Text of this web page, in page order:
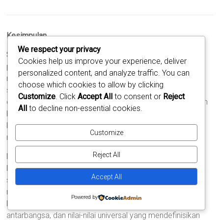
Kesimpulan
Statue of Libertybukan hanya sebuah patung besar di
pelabuhan New York, melainkan sebuah simbol kuat yang
menginspirasi jutaan orang di seluruh dunia. Dari kisah
sejarahnya sebagai hadiah persahabatan antara Prancis
dan Amerika, hingga perannya sebagai mercusuar harapan
bagi para imigran, patung ini tetap menjadi lambang
kebebasan, demokrasi, dan perjuangan manusia untuk
meraih hak-hak asasinya.
Monumen bersejarah ini terus menjadi pengingat bahwa
kebebasan adalah hak yang berharga dan bahwa harapan
selalu ada bagi mereka yang berani mengejar impian dan
masa depan yang lebih baik. Patung Liberty mengajarkan
kita tentang pentingnya solidaritas, persahabatan
antarbangsa, dan nilai-nilai universal yang mendefinisikan
We respect your privacy
Cookies help us improve your experience, deliver
personalized content, and analyze traffic. You can
choose which cookies to allow by clicking
Customize . Click Accept All to consent or Reject
All to decline non-essential cookies.
Customize
Reject All
Accept All
Powered by